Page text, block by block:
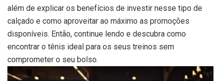
além de explicar os benefícios de investir nesse tipo de
calçado e como aproveitar ao máximo as promoções
disponíveis. Então, continue lendo e descubra como
encontrar o tênis ideal para os seus treinos sem
comprometer o seu bolso.